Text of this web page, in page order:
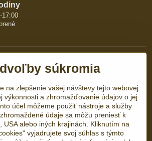
17:00
súkromia
na zlepšenie vašej návštevy tejto webovej
výkonnosti a zhromažďovanie údajov o jej
účel môžeme použiť nástroje a služby
údaje sa môžu preniesť k
USA alebo iných krajinách. Kliknutím na
vyjadrujete svoj súhlas s týmto